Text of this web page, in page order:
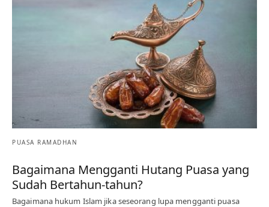
PUASA RAMADHAN
Bagaimana Mengganti Hutang Puasa yang
Sudah Bertahun-tahun?
Bagaimana hukum Islam jika seseorang lupa mengganti puasa